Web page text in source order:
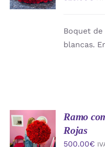
DETALLES
Boquet de
blancas.
AÑADIR
AL
CARRITO
/
Ramo
Rojas
500.00€